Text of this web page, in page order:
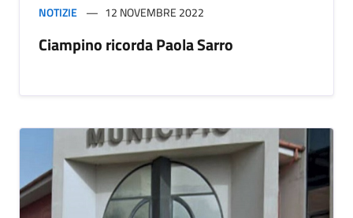
NOTIZIE 12 NOVEMBRE 2022
Ciampino ricorda Paola Sarro